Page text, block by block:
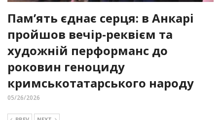
Пам’ять єднає серця: в Анкарі
пройшов вечір-реквієм та
художній перформанс до
роковин геноциду
кримськотатарського народу
05/26/2026